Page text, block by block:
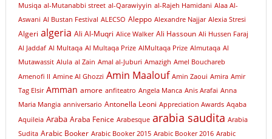
Musiqa al-Mutanabbi street al-Qarawiyyin al-Rajeh Hamidani Alaa Al-
Aswani Al Bustan Festival ALECSO Aleppo Alexandre Najjar Alexia Stresi
Algeri algeria Ali Al-Muqri Alice Walker Ali Hassoun Ali Hussen Faraj
Al Jaddaf Al Multaqa Al Multaqa Prize AlMultaqa Prize Almutaqa Al
Mutawassit Alula al Zain Amal al-Juburi Amazigh Amel Bouchareb
Amenofi II Amine Al Ghozzi Amin Maalouf Amin Zaoui Amira Amir
Tag Elsir Amman amore anfiteatro Angela Manca Anis Arafai Anna
Maria Mangia anniversario Antonella Leoni Appreciation Awards Aqaba
Aquileia Araba Araba Fenice Arabesque arabia saudita Arabia
Sudita Arabic Booker Arabic Booker 2015 Arabic Booker 2016 Arabic